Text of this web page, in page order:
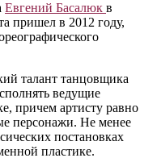
Евгений Басалюк в
пришел в 2012 году,
талант танцовщика
ведущие
причем артисту равно
персонажи. Не менее
постановках
пластике.